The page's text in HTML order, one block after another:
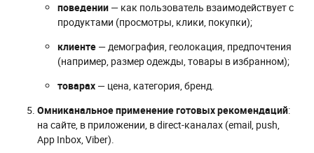
поведении — как пользователь взаимодействует с
продуктами (просмотры, клики, покупки);
клиенте — демография, геолокация, предпочтения
(например, размер одежды, товары в избранном);
товарах — цена, категория, бренд.
Омниканальное применение готовых рекомендаций:
на сайте, в приложении, в direct-каналах (email, push,
App Inbox, Viber).